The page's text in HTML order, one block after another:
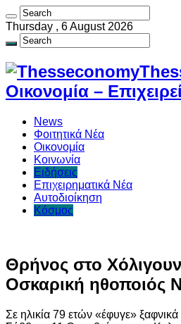
Thursday , 6 August 2026
Οικονομία –
News
Φοιτητικά Νέα
Οικονομία
Κοινωνία
Ειδήσεις
Επιχειρηματικά Νέα
Αυτοδιοίκηση
Κόσμος
Θρήνος στο
Οσκαρική ηθοποιός
Σε ηλικία 79 ετών «έφυγε»